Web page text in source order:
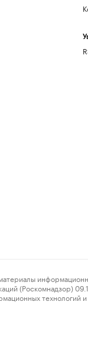
(Роскомнадзор)